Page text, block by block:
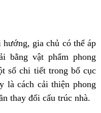
gia chủ có thể áp
bằng vật phẩm phong
số chi tiết trong bố cục
là cách cải thiện phong
thay đổi cấu trúc nhà.